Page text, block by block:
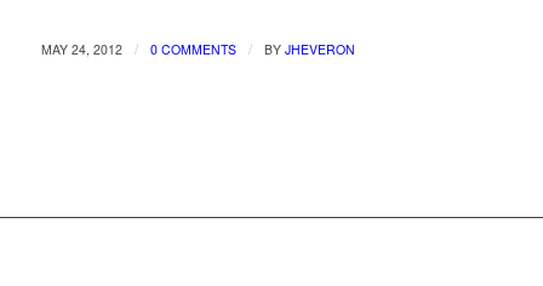
MAY 24, 2012 / 0 COMMENTS / BY JHEVERON